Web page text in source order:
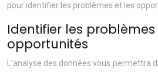
pour identifier les problèmes et les
Identifier les problèmes
opportunités
L’analyse des données vous permettra